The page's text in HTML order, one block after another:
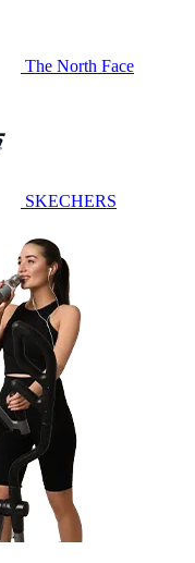
The North Face
SKECHERS